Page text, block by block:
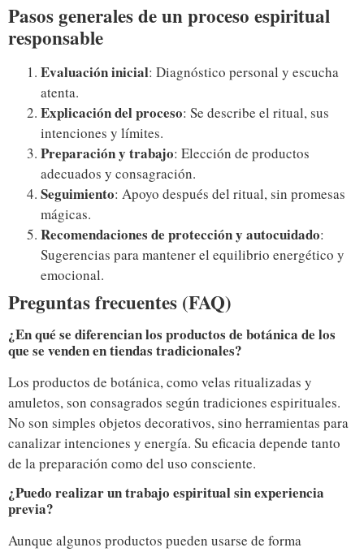
Pasos generales de un proceso espiritual
responsable
Evaluación inicial: Diagnóstico personal y escucha
atenta.
Explicación del proceso: Se describe el ritual, sus
intenciones y límites.
Preparación y trabajo: Elección de productos
adecuados y consagración.
Seguimiento: Apoyo después del ritual, sin promesas
mágicas.
Recomendaciones de protección y autocuidado:
Sugerencias para mantener el equilibrio energético y
emocional.
Preguntas frecuentes (FAQ)
¿En qué se diferencian los productos de botánica de los
que se venden en tiendas tradicionales?
Los productos de botánica, como velas ritualizadas y
amuletos, son consagrados según tradiciones espirituales.
No son simples objetos decorativos, sino herramientas para
canalizar intenciones y energía. Su eficacia depende tanto
de la preparación como del uso consciente.
¿Puedo realizar un trabajo espiritual sin experiencia
previa?
Aunque algunos productos pueden usarse de forma